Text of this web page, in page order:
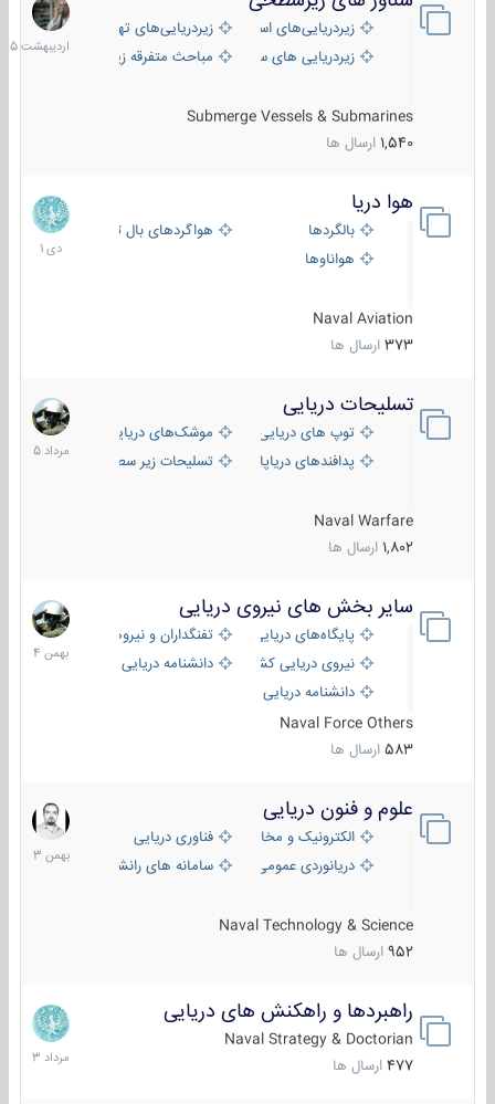
زیردریایی‌های استراتژیکزیردریایی‌های تهاجمی
زیردریایی های سبک
مباحث متفرقه زیرسطحی
Submerge Vessels & Submarines
1,540 ارسال ها
1405
هوا دریا
بالگردها
هواگردهای بال ثابت
هواناوها
Naval Aviation
373 ارسال ها
12
دی
1401
تسلیحات دریایی
توپ های دریایی
موشک‌های دریایی
پدافندهای دریاپایه
تسلیحات زیر سطحی
Naval Warfare
1,802 ارسال ها
2
مرداد
1405
سایر بخش های نیروی دریایی
پایگاه‌های دریایی
تفنگداران و نیروهای ویژه‌ی دریایی
نیروی دریایی کشورهای مختلفدانشنامه دریایی
دانشنامه دریایی کپی
Naval Force Others
583 ارسال ها
22
بهمن
1404
علوم و فنون دریایی
الکترونیک و مخابرات دریاییفناوری دریایی
دریانوردی عمومی
سامانه های رانشی دریایی
Naval Technology & Science
952 ارسال ها
6
بهمن
1403
راهبردها و راهکنش های دریایی
Naval Strategy & Doctorian
477 ارسال ها
2
مرداد
1403